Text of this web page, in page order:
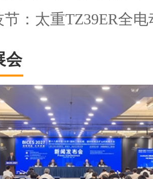
节：太重TZ39ER全
会